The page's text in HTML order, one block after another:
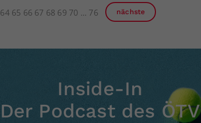
64 65 66 67 68 69 70 76 nächste
Inside-In
Der Podcast des ÖTV